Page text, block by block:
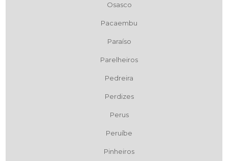
Osasco
Pacaembu
Paraíso
Parelheiros
Pedreira
Perdizes
Perus
Peruíbe
Pinheiros